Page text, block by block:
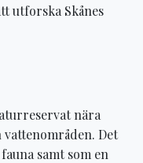
utforska Skånes
nära
Det
samt som en